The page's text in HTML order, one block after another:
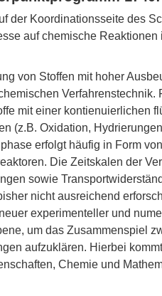
der Koordinationsseite des
auf chemische
von Stoffen mit hoher
mit einer kontienuierlichen
(z.B. Oxidation,
erfolgt häufig in Form
Die Zeitskalen der
sowie
nicht ausreichend
experimenteller und
um das Zusammenspiel
aufzuklären. Hierbei
Chemie und